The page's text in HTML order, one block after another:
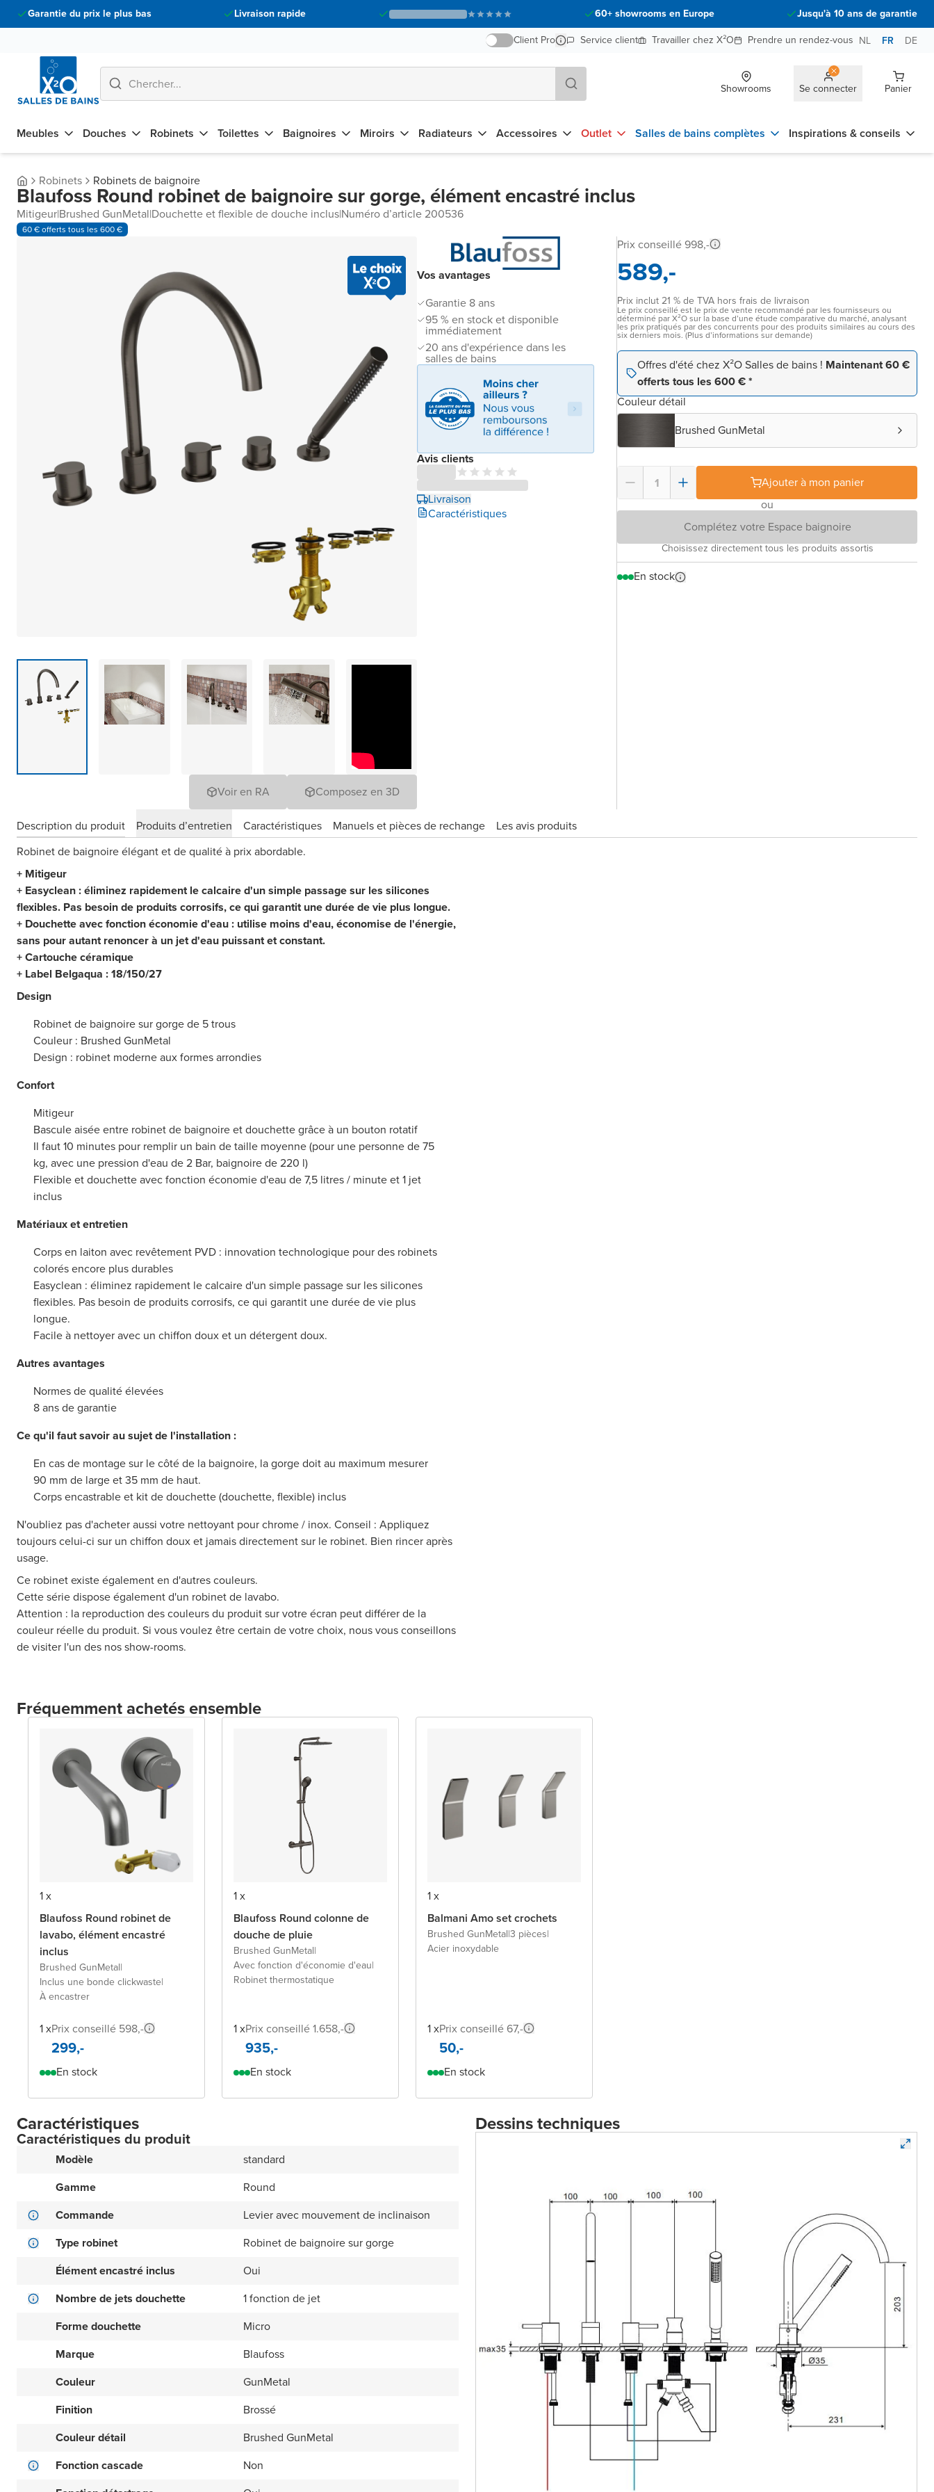
Garantie du prix le plus bas Livraison rapide 60+ showrooms en Europe
Jusqu'à 10 ans de garantie
Client Pro
Service client Travailler chez X²O Prendre un rendez-vous NL FR DE
Showrooms Se connecter Panier
Meubles Douches Robinets Toilettes Baignoires Miroirs Radiateurs Accessoires Outlet Salles de bains complètes Inspirations & conseils
Robinets Robinets de baignoire
Blaufoss Round robinet de baignoire sur gorge, élément encastré inclus
Mitigeur|Brushed GunMetal|Douchette et flexible de douche inclus|Numéro d’article 200536
60 € offerts tous les 600 €
Voir en RA Composez en 3D
Vos avantages
Garantie 8 ans
95 % en stock et disponible
immédiatement
20 ans d'expérience dans les
salles de bains
Avis clients
Livraison
Caractéristiques
Prix conseillé 998,-
589,-
Prix inclut 21 % de TVA hors frais de livraison
Le prix conseillé est le prix de vente recommandé par les fournisseurs ou
déterminé par X²O sur la base d’une étude comparative du marché, analysant
les prix pratiqués par des concurrents pour des produits similaires au cours des
six derniers mois. (Plus d’informations sur demande)
Offres d'été chez X²O Salles de bains ! Maintenant 60 €
offerts tous les 600 € *
Couleur détail
Brushed GunMetal
Ajouter à mon panier
ou
Complétez votre Espace baignoire
Choisissez directement tous les produits assortis
En stock
Description du produit Produits d’entretien Caractéristiques Manuels et pièces de rechange
Les avis produits
Robinet de baignoire élégant et de qualité à prix abordable.
+ Mitigeur
+ Easyclean : éliminez rapidement le calcaire d'un simple passage sur les silicones
flexibles. Pas besoin de produits corrosifs, ce qui garantit une durée de vie plus longue.
+ Douchette avec fonction économie d'eau : utilise moins d'eau, économise de l'énergie,
sans pour autant renoncer à un jet d'eau puissant et constant.
+ Cartouche céramique
+ Label Belgaqua : 18/150/27
Design
Robinet de baignoire sur gorge de 5 trous
Couleur : Brushed GunMetal
Design : robinet moderne aux formes arrondies
Confort
Mitigeur
Bascule aisée entre robinet de baignoire et douchette grâce à un bouton rotatif
Il faut 10 minutes pour remplir un bain de taille moyenne (pour une personne de 75
kg, avec une pression d'eau de 2 Bar, baignoire de 220 l)
Flexible et douchette avec fonction économie d'eau de 7,5 litres / minute et 1 jet
inclus
Matériaux et entretien
Corps en laiton avec revêtement PVD : innovation technologique pour des robinets
colorés encore plus durables
Easyclean : éliminez rapidement le calcaire d'un simple passage sur les silicones
flexibles. Pas besoin de produits corrosifs, ce qui garantit une durée de vie plus
longue.
Facile à nettoyer avec un chiffon doux et un détergent doux.
Autres avantages
Normes de qualité élevées
8 ans de garantie
Ce qu'il faut savoir au sujet de l'installation :
En cas de montage sur le côté de la baignoire, la gorge doit au maximum mesurer
90 mm de large et 35 mm de haut.
Corps encastrable et kit de douchette (douchette, flexible) inclus
N'oubliez pas d'acheter aussi votre nettoyant pour chrome / inox. Conseil : Appliquez
toujours celui-ci sur un chiffon doux et jamais directement sur le robinet. Bien rincer après
usage.
Ce robinet existe également en d'autres couleurs.
Cette série dispose également d'un robinet de lavabo.
Attention : la reproduction des couleurs du produit sur votre écran peut différer de la
couleur réelle du produit. Si vous voulez être certain de votre choix, nous vous conseillons
de visiter l'un des nos show-rooms.
Fréquemment achetés ensemble
1 x
Blaufoss Round robinet de
lavabo, élément encastré
inclus
Brushed GunMetal|
Inclus une bonde clickwaste|
À encastrer
1 xPrix conseillé 598,-
299,-
En stock
1 x
Blaufoss Round colonne de
douche de pluie
Brushed GunMetal|
Avec fonction d'économie d'eau|
Robinet thermostatique
1 xPrix conseillé 1.658,-
935,-
En stock
1 x
Balmani Amo set crochets
Brushed GunMetal|3 pièces|
Acier inoxydable
1 xPrix conseillé 67,-
50,-
En stock
Caractéristiques
Caractéristiques du produit
Modèle
standard
Gamme
Round
Commande
Levier avec mouvement de inclinaison
Type robinet
Robinet de baignoire sur gorge
Élément encastré inclus
Oui
Nombre de jets douchette
1 fonction de jet
Forme douchette
Micro
Marque
Blaufoss
Couleur
GunMetal
Finition
Brossé
Couleur détail
Brushed GunMetal
Fonction cascade
Non
Dessins techniques